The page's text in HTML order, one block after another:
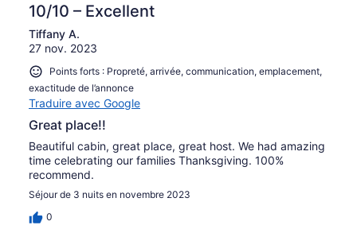
10/10 – Excellent
Tiffany A.
27 nov. 2023
Points forts : Propreté, arrivée, communication, emplacement,
exactitude de l’annonce
Traduire avec Google
Great place!!
Beautiful cabin, great place, great host. We had amazing
time celebrating our families Thanksgiving. 100%
recommend.
Séjour de 3 nuits en novembre 2023
0